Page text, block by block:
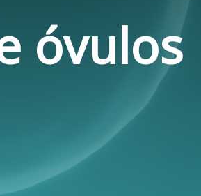
óvulos